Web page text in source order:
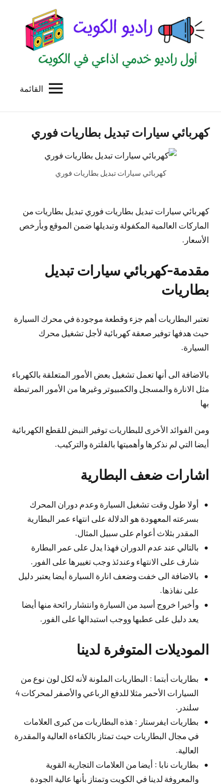
المحتوى
الكويت
للاعلانات
الخدمية
القائمة
كهربائي سيارات تبديل بطاريات فوري
كهربائي سيارات تبديل بطاريات فوري
كهربائي سيارات تبديل بطاريات فوري تبديل بطاريات من
الماركات العالمية المكفولة وتبديلها ضمن الموقع وبأرخص
الأسعار.
مقدمة-كهربائي سيارات تبديل
بطاريات
تعتبر البطاريات أهم جزء وقطعة موجودة في محرك السيارة
حيث هدفها توفير صعقة كهربائية لأجل تشغيل محرك
السيارة.
بالاضافة الى أنها تعمل تشغيل بعض الأمور المتعلقة بالكهرباء
مثل الانارة والمسجل والكمبيوتر وغيرها من الأمور المرتبطة
بها
ومن الفوائد الأخرى للبطاريات توفير النبض للقطع الكهربائية
أيضا التي لم نذكرها وأهميتها بالفلترة والتركيب.
اشارات ضعف البطارية
أولا طول وقت تشغيل السيارة وعدم دوران المحرك
بسرعته المعهودة هو الدلالة على انتهاء عمر البطارية
المقدر بثلاث أعوام على سبيل المثال.
بالتالي عند عدم الدوران فهذا يدل على عمر البطارة
شارف على الانتهاء وعندئذ وجب تغييرها على الفور.
بالاضافة الى خفت وضعف انارة السيارة أيضا يعتبر دليل
على نفاذها.
وأخيرا خروج أسيد من السيارة وانتشار رائحة منها أيضا
يعد دليل على عطبها ووجب استبدالها على الفور.
الموديلات المتوفرة لدينا
بطاريات أبتما : البطاريات الملونة لأنه لكل لون نوع من
السيارات الأحمر مثلا للدفع الرباعي والأصفر لمحركات 4
سلندر.
بطاريات ايفرستار : هذه البطاريات من كبرى العلامات
في مجال البطاريات حيث تمتاز بالكفاءة العالية والمقدرة
العالية.
بطاريات نابا : أيضا من العلامات التجارية القوية
والمعروفة لدينا في الكويت وتمتاز بأنها عالية الجودة